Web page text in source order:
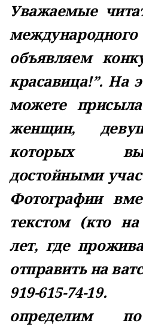
Уважаемые
объявляем
красавица!”. На
можете
женщин,
которых
достойными
Фотографии
текстом (кто
лет, где
отправить на
919-615-74-
определим